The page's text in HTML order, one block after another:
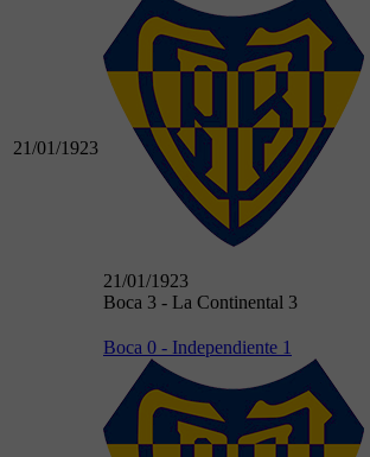
21/01/1923
21/01/1923
Boca 3 - La Continental 3
Boca 0 - Independiente 1